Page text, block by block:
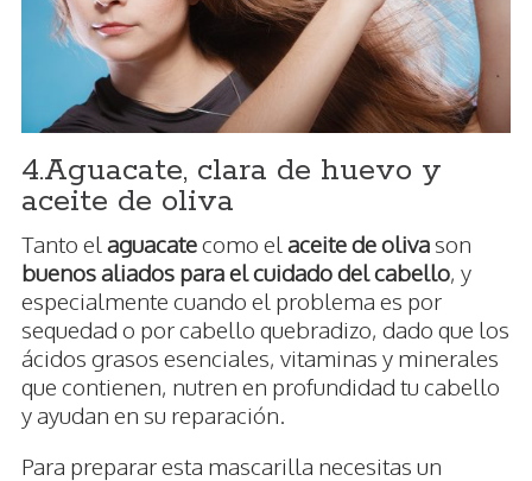
4.Aguacate, clara de huevo y
aceite de oliva
Tanto el aguacatecomo el aceite de olivason
buenos aliados para el cuidado del cabello, y
especialmente cuando el problema es por
sequedad o por cabello quebradizo, dado que los
ácidos grasos esenciales, vitaminas y minerales
que contienen, nutren en profundidad tu cabello
y ayudan en su reparación.
Para preparar esta mascarilla necesitas un